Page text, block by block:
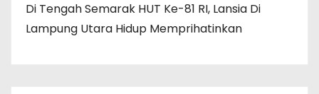
Di Tengah Semarak HUT Ke-81 RI, Lansia Di
Lampung Utara Hidup Memprihatinkan